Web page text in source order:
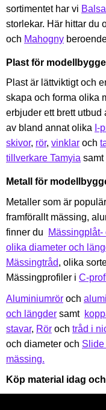
sortimentet har vi
storlekar. Här hittar du
och Mahogny
Plast för modellbygge
Plast är lättviktigt och
skapa och forma olika
erbjuder ett brett utbud
av bland annat olika I-
skivor, rör, vinklar och
tillverkare Tamyia samt
Metall för
Metaller som är
framförallt mässing,
finner du
Mässingplåt-
olika diameter och
Mässingtråd, olika
Mässingprofiler i C-
Aluminiumrör och
och längder samt
stavar, Rör och tråd i
och diameter och Slide
mässing.
Köp material idag